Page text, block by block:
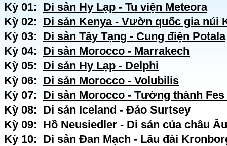
Kỳ 01: Di sản Hy Lạp - Tu viện Meteora
Kỳ 02: Di sản Kenya - Vườn quốc gia núi
Kỳ 03: Di sản Tây Tạng - Cung điện Potala
Kỳ 04: Di sản Morocco - Marrakech
Kỳ 05: Di sản Hy Lạp - Delphi
Kỳ 06: Di sản Morocco - Volubilis
Kỳ 07: Di sản Morocco - Tường thành
Kỳ 08: Di sản Iceland - Đảo Surtsey
Kỳ 09: Hồ Neusiedler - Di sản của châu Âu
Kỳ 10: Di sản Đan Mạch - Lâu đài